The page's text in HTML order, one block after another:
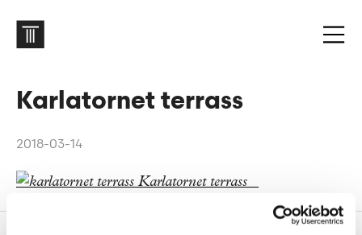
Karlatornet terrass
2018-03-14